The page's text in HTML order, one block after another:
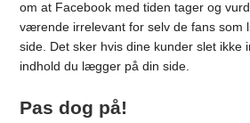
om at Facebook med tiden tager og
værende irrelevant for selv de fans som
side. Det sker hvis dine kunder slet ikke
indhold du lægger på din side.
Pas dog på!